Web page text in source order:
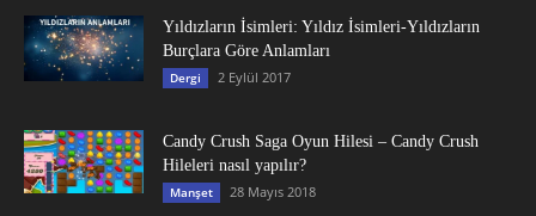
Yıldızların İsimleri: Yıldız İsimleri-Yıldızların
Burçlara Göre Anlamları
Dergi 2 Eylül 2017
Candy Crush Saga Oyun Hilesi – Candy Crush
Hileleri nasıl yapılır?
Manşet 28 Mayıs 2018